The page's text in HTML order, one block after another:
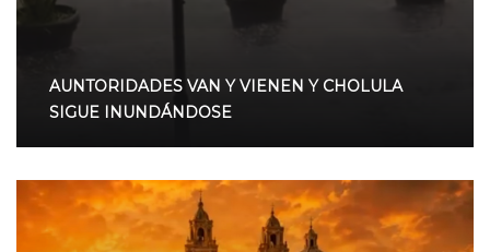
AUNTORIDADES VAN Y VIENEN Y CHOLULA
SIGUE INUNDÁNDOSE